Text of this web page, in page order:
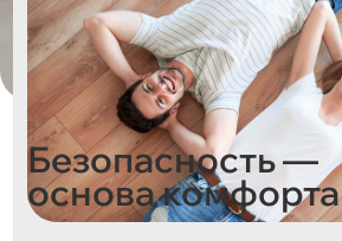
Безопасность —
основа комфорта